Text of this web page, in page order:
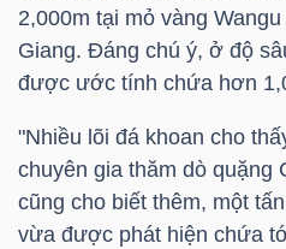
2,000m tại mỏ vàng
Giang. Đáng chú ý, ở độ
được ước tính chứa hơn
"Nhiều lõi đá khoan cho
chuyên gia thăm dò quặng
cũng cho biết thêm, một
vừa được phát hiện chứa
TÀI
CHÍNH
HÀNG